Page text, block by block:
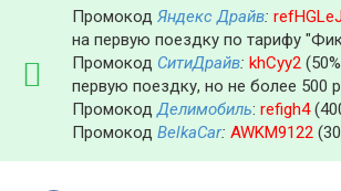
Промокод Яндекс Драйв:
на первую поездку по тарифу
Промокод СитиДрайв: khCyy2
первую поездку, но не более 500
ПромокодДелимобиль: refigh4
Промокод BelkaCar: AWKM9122